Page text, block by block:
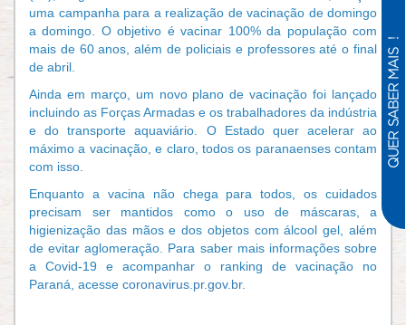
uma campanha para a realização de vacinação de domingo
a domingo. O objetivo é vacinar 100% da população com
mais de 60 anos, além de policiais e professores até o final
de abril.
Ainda em março, um novo plano de vacinação foi lançado
incluindo as Forças Armadas e os trabalhadores da indústria
e do transporte aquaviário. O Estado quer acelerar ao
máximo a vacinação, e claro, todos os paranaenses contam
com isso.
Enquanto a vacina não chega para todos, os cuidados
precisam ser mantidos como o uso de máscaras, a
higienização das mãos e dos objetos com álcool gel, além
de evitar aglomeração. Para saber mais informações sobre
a Covid-19 e acompanhar o ranking de vacinação no
Paraná, acesse coronavirus.pr.gov.br.